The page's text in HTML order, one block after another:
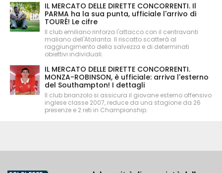
IL MERCATO DELLE DIRETTE CONCORRENTI. Il
PARMA ha la sua punta, ufficiale l'arrivo di
TOURÉ! Le cifre
Il club emiliano rinforza l'attacco con il centravanti
maliano dell'Atalanta. Il riscatto scatterà al
raggiungimento della salvezza e di determinati
obiettivi individuali.
IL MERCATO DELLE DIRETTE CONCORRENTI.
MONZA-ROBINSON, è ufficiale: arriva l'esterno
del Southampton! I dettagli
Il club brianzolo si assicura il giovane esterno offensivo
inglese classe 2007, reduce da una stagione da 26
presenze e 2 reti in Championship.